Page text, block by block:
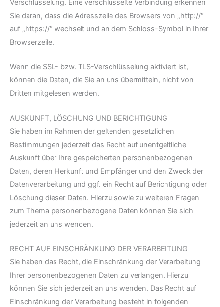
Verschlüsselung. Eine verschlüsselte Verbindung erkennen
Sie daran, dass die Adresszeile des Browsers von „http://“
auf „https://“ wechselt und an dem Schloss-Symbol in Ihrer
Browserzeile.
Wenn die SSL- bzw. TLS-Verschlüsselung aktiviert ist,
können die Daten, die Sie an uns übermitteln, nicht von
Dritten mitgelesen werden.
AUSKUNFT, LÖSCHUNG UND BERICHTIGUNG
Sie haben im Rahmen der geltenden gesetzlichen
Bestimmungen jederzeit das Recht auf unentgeltliche
Auskunft über Ihre gespeicherten personenbezogenen
Daten, deren Herkunft und Empfänger und den Zweck der
Datenverarbeitung und ggf. ein Recht auf Berichtigung oder
Löschung dieser Daten. Hierzu sowie zu weiteren Fragen
zum Thema personenbezogene Daten können Sie sich
jederzeit an uns wenden.
RECHT AUF EINSCHRÄNKUNG DER VERARBEITUNG
Sie haben das Recht, die Einschränkung der Verarbeitung
Ihrer personenbezogenen Daten zu verlangen. Hierzu
können Sie sich jederzeit an uns wenden. Das Recht auf
Einschränkung der Verarbeitung besteht in folgenden